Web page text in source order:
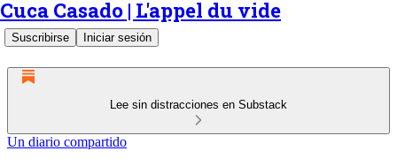
Cuca Casado | L'appel du vide
Suscribirse Iniciar sesión
Lee sin distracciones en Substack
Un diario compartido